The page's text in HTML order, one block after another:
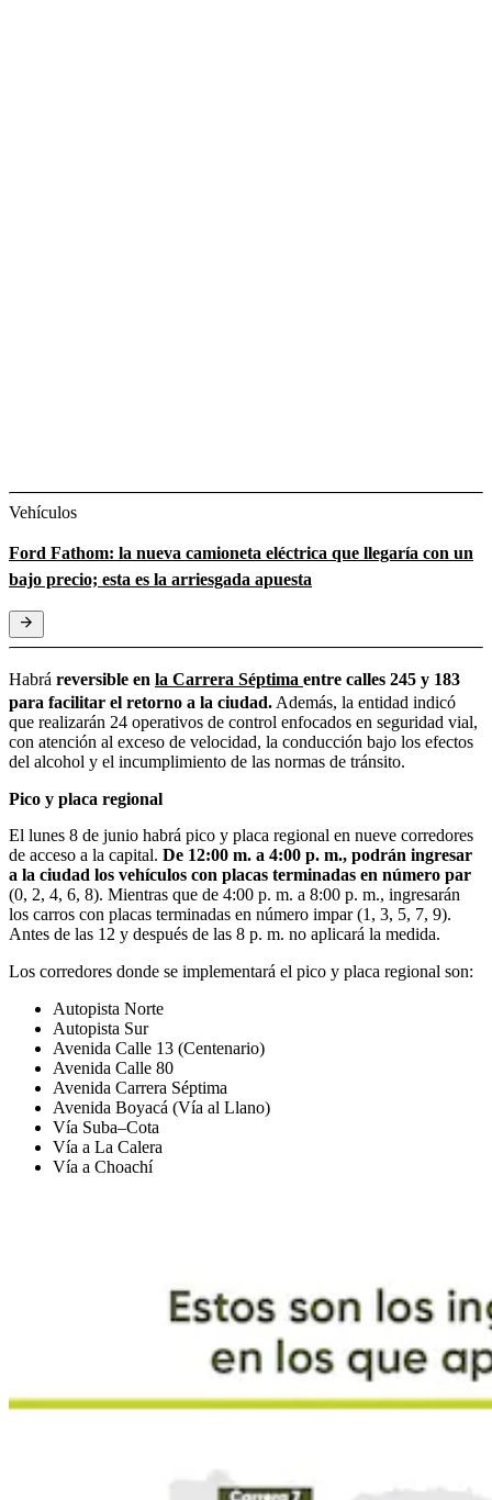
Vehículos
Ford Fathom: la nueva camioneta eléctrica que llegaría con un
bajo precio; esta es la arriesgada apuesta
Habrá reversible en la Carrera Séptima entre calles 245 y 183
para facilitar el retorno a la ciudad. Además, la entidad indicó
que realizarán 24 operativos de control enfocados en seguridad vial,
con atención al exceso de velocidad, la conducción bajo los efectos
del alcohol y el incumplimiento de las normas de tránsito.
Pico y placa regional
El lunes 8 de junio habrá pico y placa regional en nueve corredores
de acceso a la capital. De 12:00 m. a 4:00 p. m., podrán ingresar
a la ciudad los vehículos con placas terminadas en número par
(0, 2, 4, 6, 8). Mientras que de 4:00 p. m. a 8:00 p. m., ingresarán
los carros con placas terminadas en número impar (1, 3, 5, 7, 9).
Antes de las 12 y después de las 8 p. m. no aplicará la medida.
Los corredores donde se implementará el pico y placa regional son:
Autopista Norte
Autopista Sur
Avenida Calle 13 (Centenario)
Avenida Calle 80
Avenida Carrera Séptima
Avenida Boyacá (Vía al Llano)
Vía Suba–Cota
Vía a La Calera
Vía a Choachí